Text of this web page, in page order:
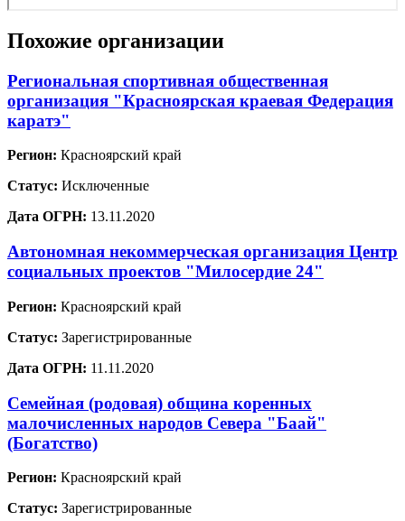
Похожие организации
Региональная спортивная общественная
организация "Красноярская краевая Федерация
каратэ"
Регион: Красноярский край
Статус: Исключенные
Дата ОГРН: 13.11.2020
Автономная некоммерческая организация Центр
социальных проектов "Милосердие 24"
Регион: Красноярский край
Статус: Зарегистрированные
Дата ОГРН: 11.11.2020
Семейная (родовая) община коренных
малочисленных народов Севера "Баай"
(Богатство)
Регион: Красноярский край
Статус: Зарегистрированные